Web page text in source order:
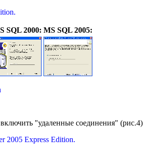
SQL 2000: MS SQL 2005:
"удаленные соединения" (рис.4)
2005 Express Edition.